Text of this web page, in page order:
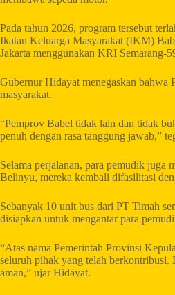
Pada tahun 2026, program tersebut
Ikatan Keluarga Masyarakat (IKM)
Jakarta menggunakan KRI Semarang-
Gubernur Hidayat menegaskan bahwa
masyarakat.
“Pemprov Babel tidak lain dan tidak
penuh dengan rasa tanggung jawab,”
Selama perjalanan, para pemudik juga
Belinyu, mereka kembali difasilitasi
Sebanyak 10 unit bus dari PT Timah
disiapkan untuk mengantar para
“Atas nama Pemerintah Provinsi
seluruh pihak yang telah berkontribusi.
aman,” ujar Hidayat.